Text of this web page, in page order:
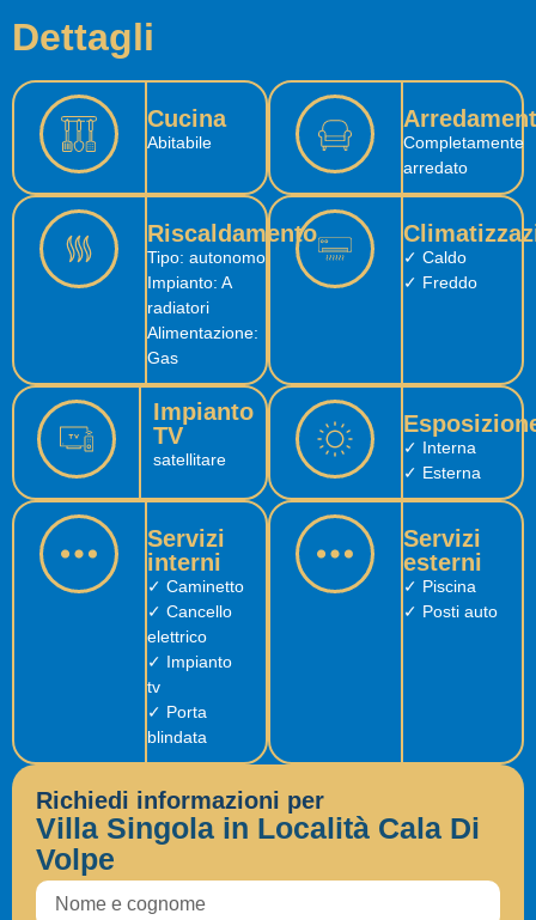
Dettagli
Cucina
Abitabile
Completamente
arredato
Riscaldamento
Tipo: autonomo
Impianto: A
radiatori
Alimentazione:
Gas
✓ Caldo
✓ Freddo
Impianto
TV
satellitare
✓ Interna
✓ Esterna
Servizi
interni
✓ Caminetto
✓ Cancello
elettrico
✓ Impianto
tv
✓ Porta
blindata
Servizi
esterni
✓ Piscina
✓ Posti auto
Richiedi informazioni per
Villa Singola in Località Cala Di
Volpe